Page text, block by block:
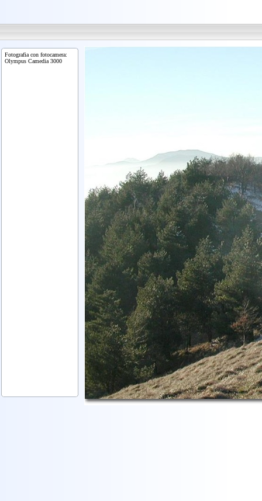
Fotografia con fotocamera:
Olympus Camedia 3000